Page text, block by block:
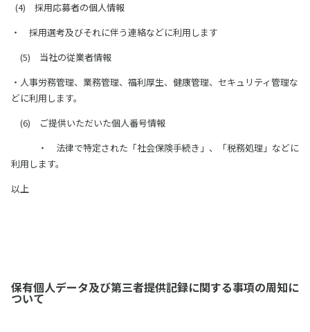
(4) 採用応募者の個人情報
・ 採用選考及びそれに伴う連絡などに利用します
(5) 当社の従業者情報
・人事労務管理、業務管理、福利厚生、健康管理、セキュリティ管理な
どに利用します。
(6) ご提供いただいた個人番号情報
・ 法律で特定された「社会保険手続き」、「税務処理」などに
利用します。
以上
保有個人データ及び第三者提供記録に関する事項の周知に
ついて